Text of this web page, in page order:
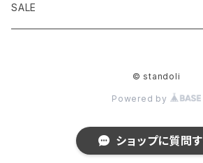
Brocante(ブロカント） domingo
J&S FRANKLIN EQUIPMENT]
ULSUS ウルサス
SALE
© standoli
Powered by
ショップに質問